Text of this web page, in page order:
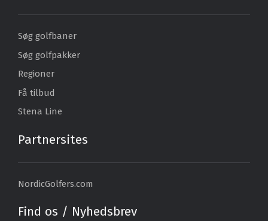
Søg golfbaner
Søg golfpakker
Regioner
Få tilbud
Stena Line
Partnersites
NordicGolfers.com
Find os / Nyhedsbrev